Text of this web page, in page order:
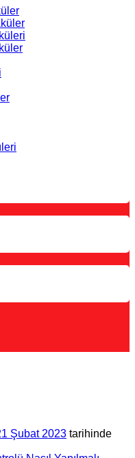
Şubat 2023 tarihinde